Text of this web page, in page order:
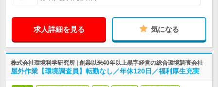
求人詳細を見る 気になる
株式会社環境科学研究所 | 創業以来40年以上黒字経営の総合環境調査会社
屋外作業【環境調査員】転勤なし／年休120日／福利厚生充実